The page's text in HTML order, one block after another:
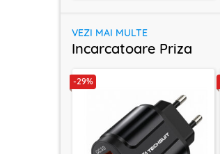
VEZI MAI MULTE
Incarcatoare Priza
-29%